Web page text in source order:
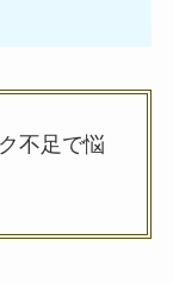
不足で悩